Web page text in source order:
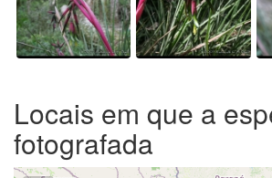
Locais em que a
fotografada